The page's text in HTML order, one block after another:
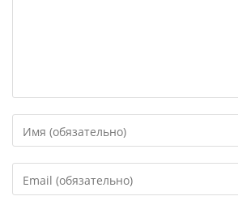
свое
или
имя
свой